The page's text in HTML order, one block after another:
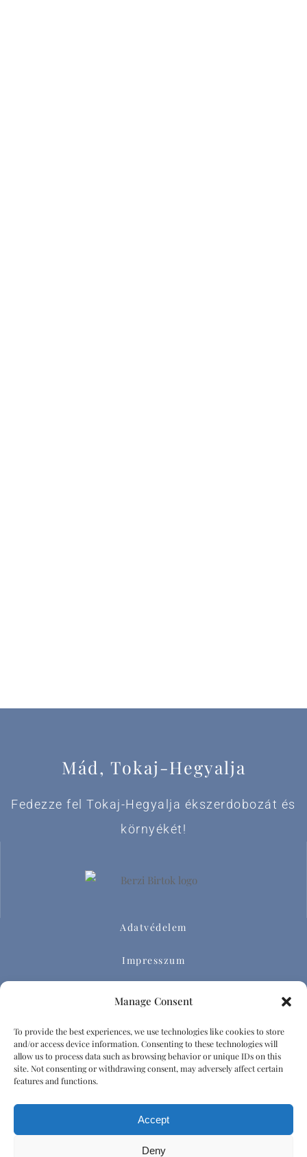
Manage Consent
To provide the best experiences, we use technologies like cookies to store
and/or access device information. Consenting to these technologies will
allow us to process data such as browsing behavior or unique IDs on this
site. Not consenting or withdrawing consent, may adversely affect certain
features and functions.
Accept
Deny
Mád, Tokaj-Hegyalja
Fedezze fel Tokaj-Hegyalja ékszerdobozát és
környékét!
Adatvédelem
Impresszum
Emberi tisztelet és diszkrimináció elleni irányelvek